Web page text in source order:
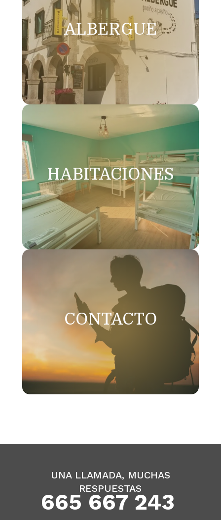
ALBERGUE
HABITACIONES
CONTACTO
UNA LLAMADA, MUCHAS
RESPUESTAS
665 667 243